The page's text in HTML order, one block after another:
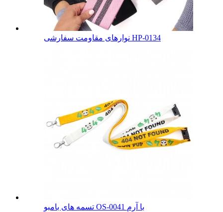
نوارهای مقاومت سفارشی HP-0134
تسمه های بامبو OS-0041 با آرم